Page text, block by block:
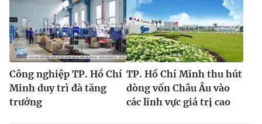
Công nghiệp TP. Hồ Chí
Minh duy trì đà tăng
trưởng
TP. Hồ Chí Minh thu hút
dòng vốn Châu Âu vào
các lĩnh vực giá trị cao